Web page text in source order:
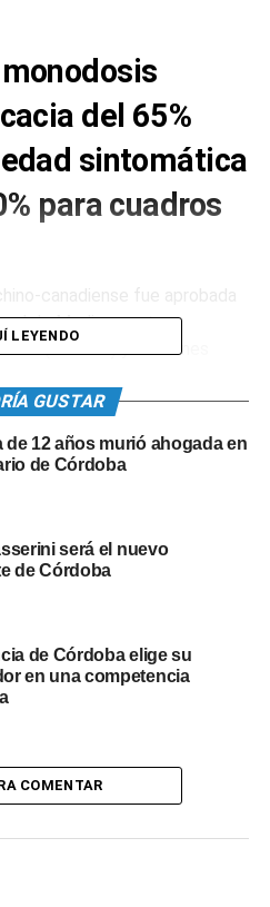
del 65%
sintomática
para cuadros
de Medicamentos,
(ANMAT) y el viernes
de Salud tiene
adquisición de 5.4 millones de
Kicillof ya había anunciado
para la compra de 20
es la más eficaz
para construir centrales
LEYENDO
GUSTAR
de 12 años murió ahogada en
de Córdoba
será el nuevo
de Córdoba
de Córdoba elige su
en una competencia
COMENTAR